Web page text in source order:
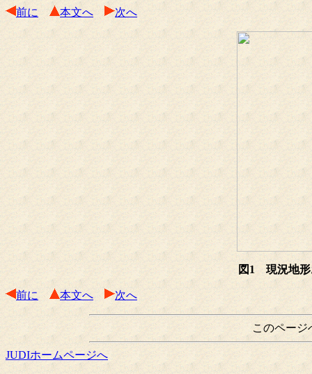
前に 本文へ 次へ
図1 現況地形
前に 本文へ 次へ
このページ
JUDIホームページへ